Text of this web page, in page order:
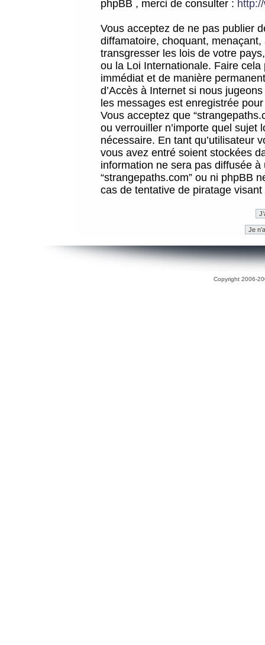
phpBB , merci de consulter :
Vous acceptez de ne pas publier
diffamatoire, choquant,
transgresser les lois de votre
ou la Loi Internationale. Faire
immédiat et de manière
d’Accès à Internet si nous
les messages est enregistrée
Vous acceptez que
ou verrouiller n’importe quel sujet
nécessaire. En tant qu’utilisateur
vous avez entré soient stockées
information ne sera pas diffusée
“strangepaths.com” ou ni phpBB
cas de tentative de piratage
Copyright 2006-